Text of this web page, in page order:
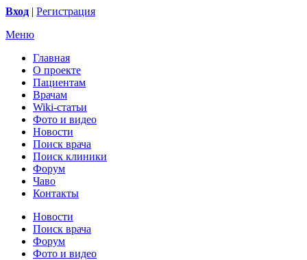
Вход | Регистрация
Меню
Главная
О проекте
Пациентам
Врачам
Wiki-статьи
Фото и видео
Новости
Поиск врача
Поиск клиники
Форум
Чаво
Контакты
Новости
Поиск врача
Форум
Фото и видео